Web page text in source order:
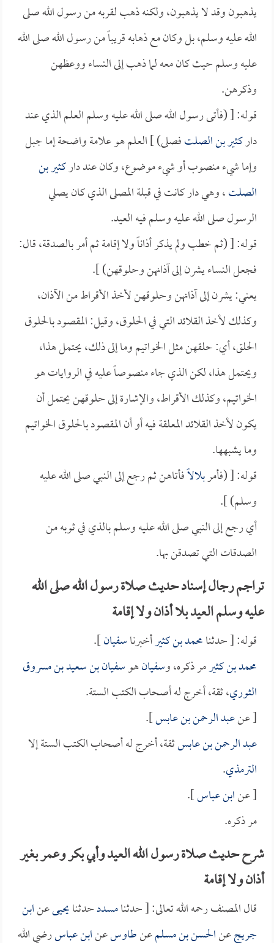
يذهبون وقد لا يذهبون، ولكنه ذهب لقربه من رسول الله صلى
الله عليه وسلم، بل وكان مع ذهابه قريباً من رسول الله صلى الله
عليه وسلم حيث كان معه لما ذهب إلى النساء ووعظهن
وذكرهن.
قوله: [ (فأتى رسول الله صلى الله عليه وسلم العلم الذي عند
داركثير بن الصلتفصلى) ] العلم هو علامة واضحة إما جبل
وإما شيء منصوب أو شيء موضوع، وكان عند داركثير بن
الصلت، وهي دار كانت في قبلة المصلى الذي كان يصلي
الرسول صلى الله عليه وسلم فيه العيد.
قوله: [ (ثم خطب ولم يذكر أذاناً ولا إقامة ثم أمر بالصدقة، قال:
فجعل النساء يشرن إلى آذانهن وحلوقهن) ].
يعني: يشرن إلى آذانهن وحلوقهن لأخذ الأقراط من الآذان،
وكذلك لأخذ القلائد التي في الحلوق، وقيل: المقصود بالحلوق
الحلق، أي: حلقهن مثل الخواتيم وما إلى ذلك، يحتمل هذا،
ويحتمل هذا، لكن الذي جاء منصوصاً عليه في الروايات هو
الخواتيم، وكذلك الأقراط، والإشارة إلى حلوقهن يحتمل أن
يكون لأخذ القلائد المعلقة فيه أو أن المقصود بالحلوق الخواتيم
وما يشبهها.
قوله: [ (فأمربلالاًفأتاهن ثم رجع إلى النبي صلى الله عليه
وسلم) ].
أي رجع إلى النبي صلى الله عليه وسلم بالذي في ثوبه من
الصدقات التي تصدقن بها.
تراجم رجال إسناد حديث صلاة رسول الله صلى الله
عليه وسلم العيد بلا أذان ولا إقامة
قوله: [ حدثنامحمد بن كثيرأخبرناسفيان].
محمد بن كثيرمر ذكره، وسفيانهوسفيان بن سعيد بن مسروق
الثوري، ثقة، أخرج له أصحاب الكتب الستة.
[ عنعبد الرحمن بن عابس].
عبد الرحمن بن عابسثقة، أخرج له أصحاب الكتب الستة إلا
الترمذي.
[ عنابن عباس].
مر ذكره.
شرح حديث صلاة رسول الله العيد وأبي بكر وعمر بغير
أذان ولا إقامة
قال المصنف رحمه الله تعالى: [ حدثنامسددحدثنايحيىعنابن
جريجعنالحسن بن مسلمعنطاوسعنابن عباسرضي الله